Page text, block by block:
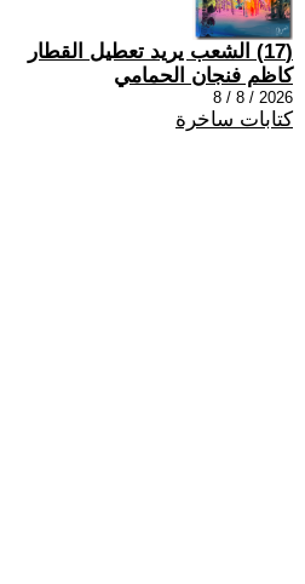
(17) الشعب يريد تعطيل القطار
كاظم فنجان الحمامي
2026 / 8 / 8
كتابات ساخرة